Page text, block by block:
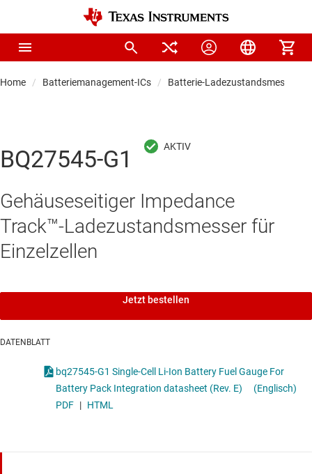
Home Batteriemanagement-ICs Batterie-Ladezustandsmesser
BQ27545-G1
Gehäuseseitiger Impedance
Track™-Ladezustandsmesser für
Einzelzellen
Jetzt bestellen
DATENBLATT
bq27545-G1 Single-Cell Li-Ion Battery Fuel Gauge For
Battery Pack Integration datasheet (Rev. E)
(Englisch)
PDF | HTML